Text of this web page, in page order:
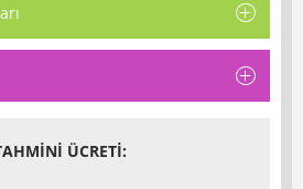
ÜCRETI: